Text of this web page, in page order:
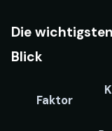
Die
Blick
Faktor